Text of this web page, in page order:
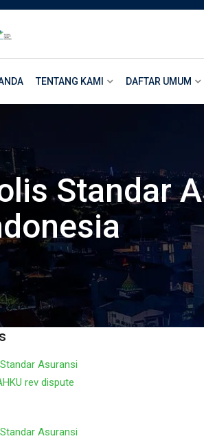
TENTANG KAMI DAFTAR UMUM
Standar
Asuransi
rev dispute
Asuransi